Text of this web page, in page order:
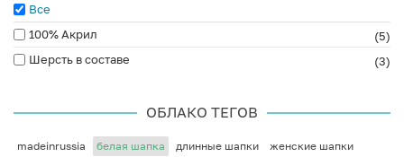
Все
100% Акрил
(5)
Шерсть в составе
(3)
ОБЛАКО ТЕГОВ
madeinrussia белая шапка длинные шапки
женские шапки